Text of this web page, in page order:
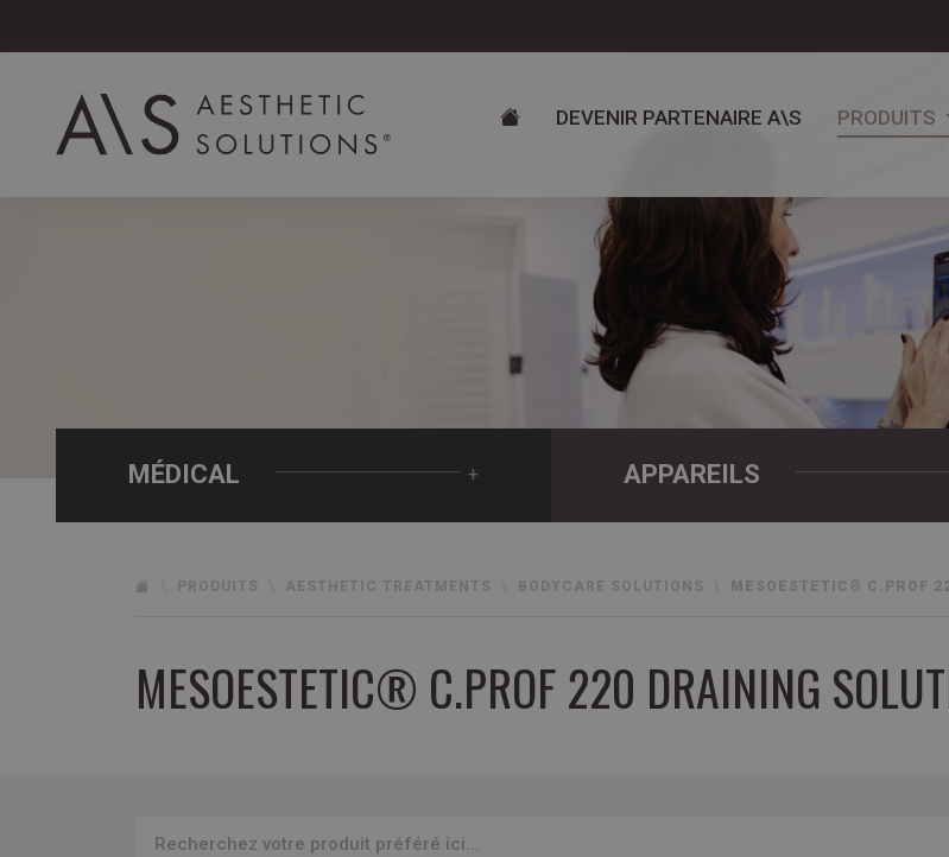
DEVENIR PARTENAIRE A\S PRODUITS
MÉDICAL + APPAREILS
PRODUITS AESTHETIC TREATMENTS BODYCARE SOLUTIONS MESOESTETIC® C.PROF
MESOESTETIC® C.PROF 220 DRAINING